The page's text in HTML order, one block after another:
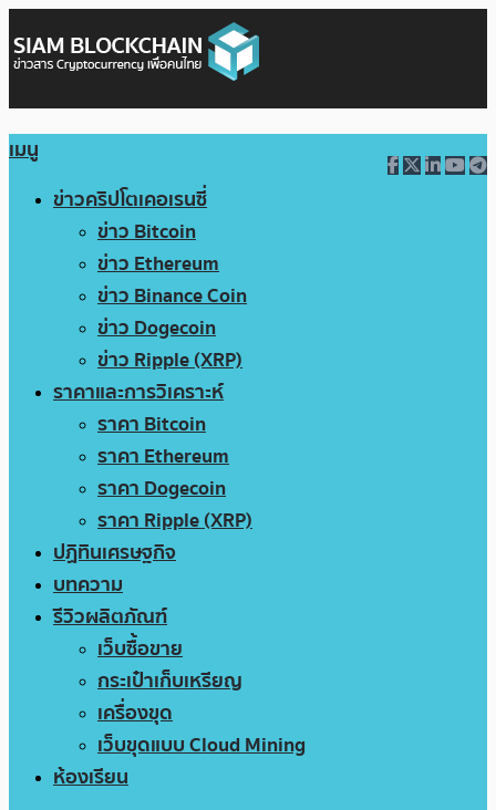
เมนู
ข่าวคริปโตเคอเรนซี่
ข่าว Bitcoin
ข่าว Ethereum
ข่าว Binance Coin
ข่าว Dogecoin
ข่าว Ripple (XRP)
ราคาและการวิเคราะห์
ราคา Bitcoin
ราคา Ethereum
ราคา Dogecoin
ราคา Ripple (XRP)
ปฏิทินเศรษฐกิจ
บทความ
รีวิวผลิตภัณฑ์
เว็บซื้อขาย
กระเป๋าเก็บเหรียญ
เครื่องขุด
เว็บขุดแบบ Cloud Mining
ห้องเรียน